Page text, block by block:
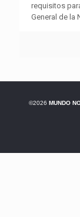
requisitos
General de la
©2026 MUNDO